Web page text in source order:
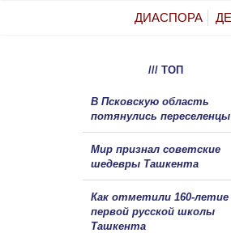
ДИАСПОРА
/// ТОП
В Псковскую область
потянулись переселенцы
Мир признал советские
шедевры Ташкента
Как отметили 160-летие
первой русской школы
Ташкента